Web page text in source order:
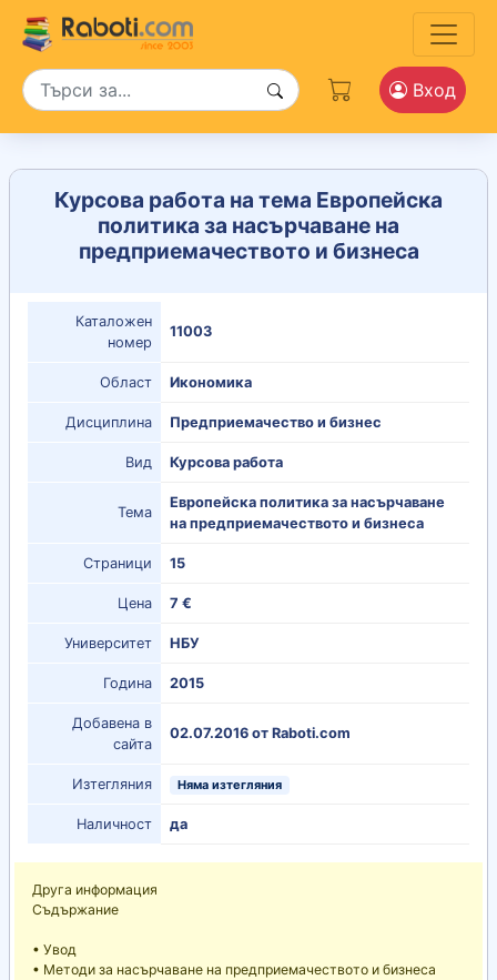
Вход
Курсова работа на тема Европейска
политика за насърчаване на
предприемачеството и бизнеса
Каталожен
номер
11003
Област Икономика
Дисциплина Предприемачество и бизнес
Вид Курсова работа
Тема
Европейска политика за насърчаване
на предприемачеството и бизнеса
Страници 15
Цена 7 €
Университет НБУ
Година 2015
Добавена в
сайта
02.07.2016 от Raboti.com
Изтегляния Няма изтегляния
Наличност да
Друга информация
Съдържание
• Увод
• Методи за насърчаване на предприемачеството и бизнеса